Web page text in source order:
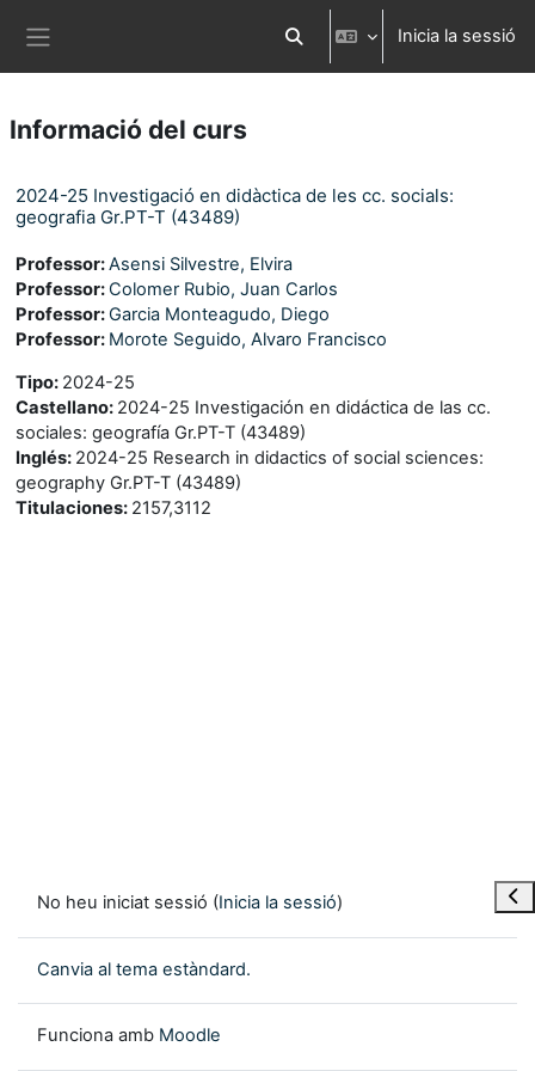
Commuta l'entrada de la cerca
Inicia la sessió
Informació del curs
2024-25 Investigació en didàctica de les cc. socials:
geografia Gr.PT-T (43489)
Professor:Asensi Silvestre, Elvira
Professor:Colomer Rubio, Juan Carlos
Professor:Garcia Monteagudo, Diego
Professor: Morote Seguido, Alvaro Francisco
Tipo: 2024-25
Castellano: 2024-25 Investigación en didáctica de las cc.
sociales: geografía Gr.PT-T (43489)
Inglés: 2024-25 Research in didactics of social sciences:
geography Gr.PT-T (43489)
Titulaciones: 2157,3112
No heu iniciat sessió (Inicia la sessió)
Canvia al tema estàndard.
Funciona amb Moodle